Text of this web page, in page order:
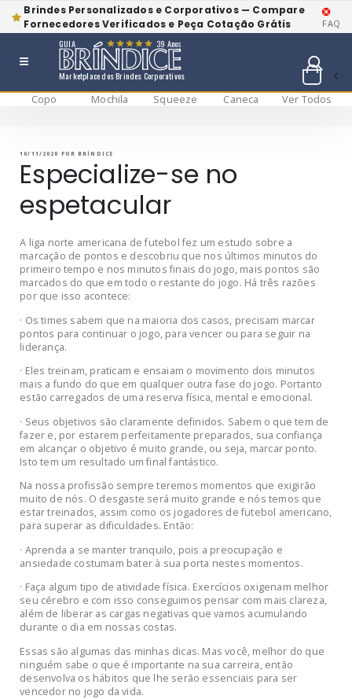
Brindes Personalizados e Corporativos — Compare
Fornecedores Verificados e Peça Cotação Grátis
FAQ
Marketplace dos Brindes Corporativos
GUIA 39 Anos
Copo Mochila Squeeze Caneca
Ver Todos
conteúdo
PUBLICADO
10/11/2020 PORBRÍNDICE
Especialize-se no
espetacular
A liga norte americana de futebol fez um estudo sobre a
marcação de pontos e descobriu que nos últimos minutos do
primeiro tempo e nos minutos finais do jogo, mais pontos são
marcados do que em todo o restante do jogo. Há três razões
por que isso acontece:
· Os times sabem que na maioria dos casos, precisam marcar
pontos para continuar o jogo, para vencer ou para seguir na
liderança.
· Eles treinam, praticam e ensaiam o movimento dois minutos
mais a fundo do que em qualquer outra fase do jogo. Portanto
estão carregados de uma reserva física, mental e emocional.
· Seus objetivos são claramente definidos. Sabem o que tem de
fazer e, por estarem perfeitamente preparados, sua confiança
em alcançar o objetivo é muito grande, ou seja, marcar ponto.
Isto tem um resultado um final fantástico.
Na nossa profissão sempre teremos momentos que exigirão
muito de nós. O desgaste será muito grande e nós temos que
estar treinados, assim como os jogadores de futebol americano,
para superar as dificuldades. Então:
· Aprenda a se manter tranquilo, pois a preocupação e
ansiedade costumam bater à sua porta nestes momentos.
· Faça algum tipo de atividade física. Exercícios oxigenam melhor
seu cérebro e com isso conseguimos pensar com mais clareza,
além de liberar as cargas negativas que vamos acumulando
durante o dia em nossas costas.
Essas são algumas das minhas dicas. Mas você, melhor do que
ninguém sabe o que é importante na sua carreira, então
desenvolva os hábitos que lhe serão essenciais para ser
vencedor no jogo da vida.